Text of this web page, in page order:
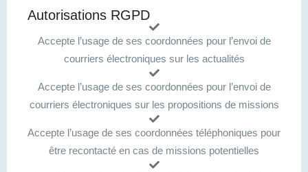
Autorisations RGPD
Accepte l’usage de ses coordonnées pour l’envoi de
courriers électroniques sur les actualités
Accepte l’usage de ses coordonnées pour l’envoi de
courriers électroniques sur les propositions de missions
Accepte l’usage de ses coordonnées téléphoniques pour
être recontacté en cas de missions potentielles